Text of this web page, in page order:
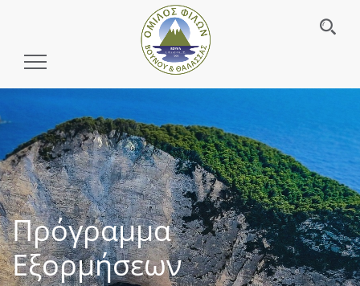
Toggle
Πρόγραμμα
Εξορμήσεων